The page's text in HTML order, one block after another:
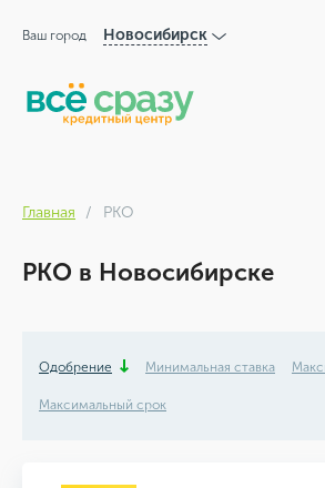
Ваш город Новосибирск
Главная РКО
РКО в Новосибирске
Одобрение Минимальная ставка
Максимальный срок